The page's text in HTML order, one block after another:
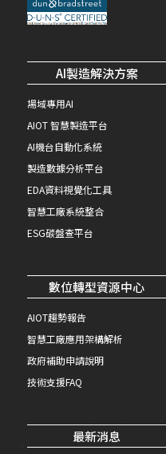
AI製造解決方案
場域專用AI
AIOT 智慧製造平台
AI機台自動化系統
製造數據分析平台
EDA資料視覺化工具
智慧工廠系統整合
ESG碳盤查平台
數位轉型資源中心
AIOT趨勢報告
智慧工廠應用架構解析
政府補助申請說明
技術支援FAQ
最新消息